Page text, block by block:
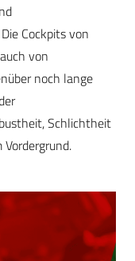
Cockpits von
von
noch lange
Schlichtheit